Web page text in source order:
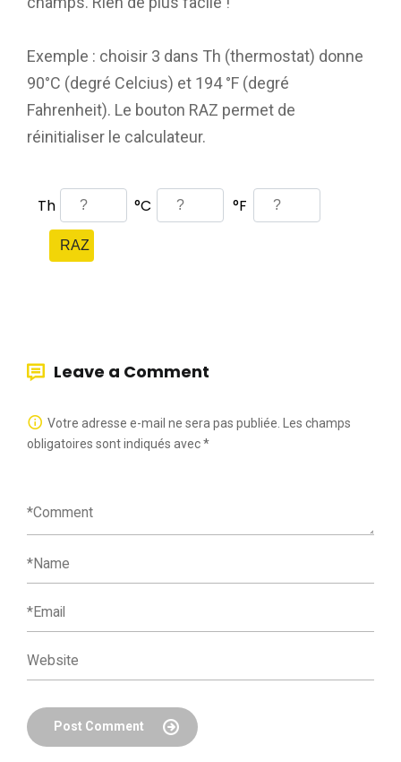
Exemple : choisir 3 dans Th (thermostat) donne
90°C (degré Celcius) et 194 °F (degré
Fahrenheit). Le bouton RAZ permet de
réinitialiser le calculateur.
Leave a Comment
Votre adresse e-mail ne sera pas publiée.
Les champs
obligatoires sont indiqués avec*